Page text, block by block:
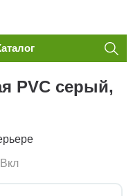
PVC серый,
Вкл